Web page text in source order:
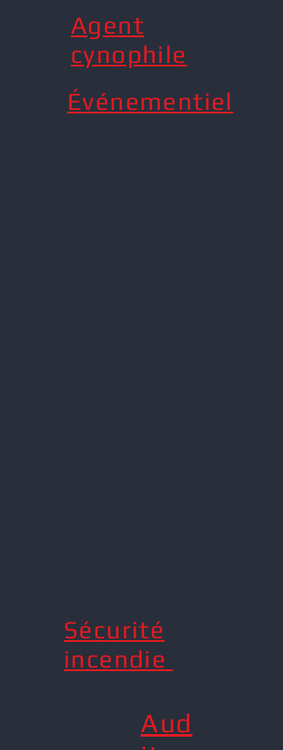
Agent
cynophile
Événementiel
Sécurité
incendie
Aud